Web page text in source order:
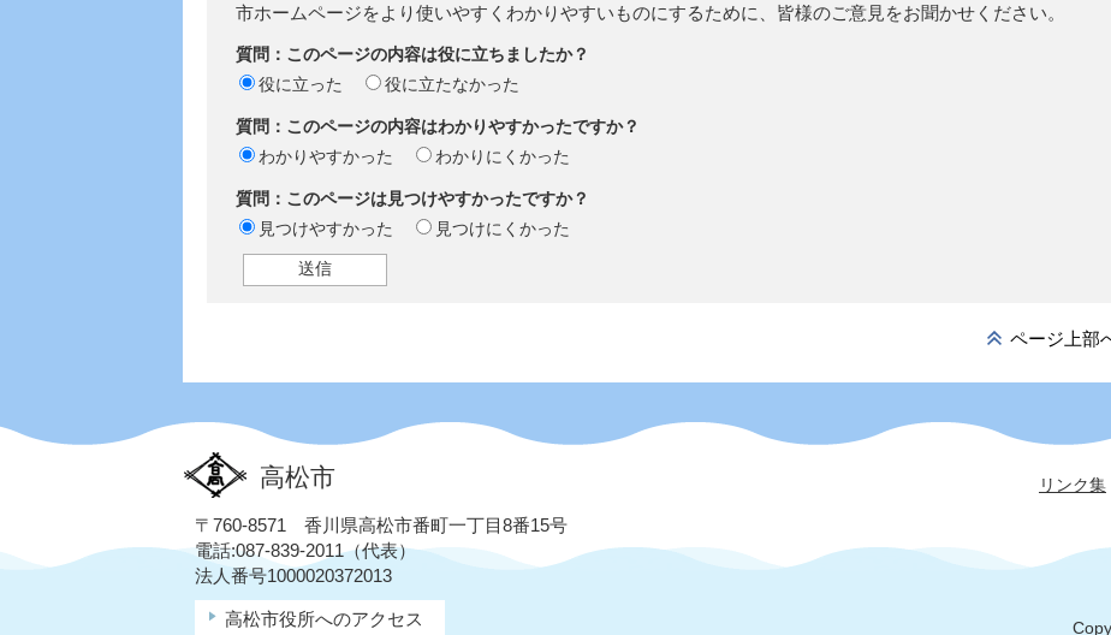
市ホームページをより使いやすくわかりやすいものにするために、皆様のご意見をお聞かせください。
質問：このページの内容は役に立ちましたか？
役に立った
役に立たなかった
質問：このページの内容はわかりやすかったですか？
わかりやすかった
わかりにくかった
質問：このページは見つけやすかったですか？
見つけやすかった
見つけにくかった
ページ上部
高松市
〒760-8571 香川県高松市番町一丁目8番15号
電話:087-839-2011（代表）
法人番号1000020372013
高松市役所へのアクセス
リンク集